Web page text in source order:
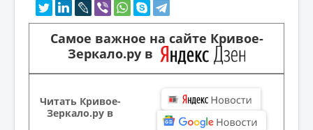
Самое важное на сайте Кривое-
Зеркало.ру в
Читать Кривое-
Зеркало.ру в